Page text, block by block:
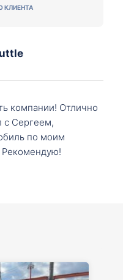
КЛИЕНТА
компании! Отлично
с Сергеем,
по моим
Рекомендую!